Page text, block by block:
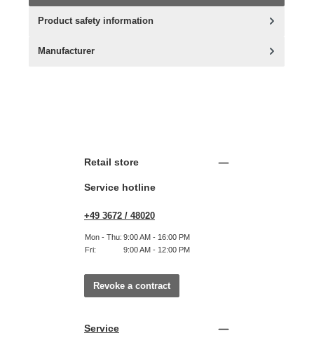
Product safety information
Manufacturer
Retail store
Service hotline
+49 3672 / 48020
Mon - Thu: 9:00 AM - 16:00 PM
Fri:
9:00 AM - 12:00 PM
Revoke a contract
Service